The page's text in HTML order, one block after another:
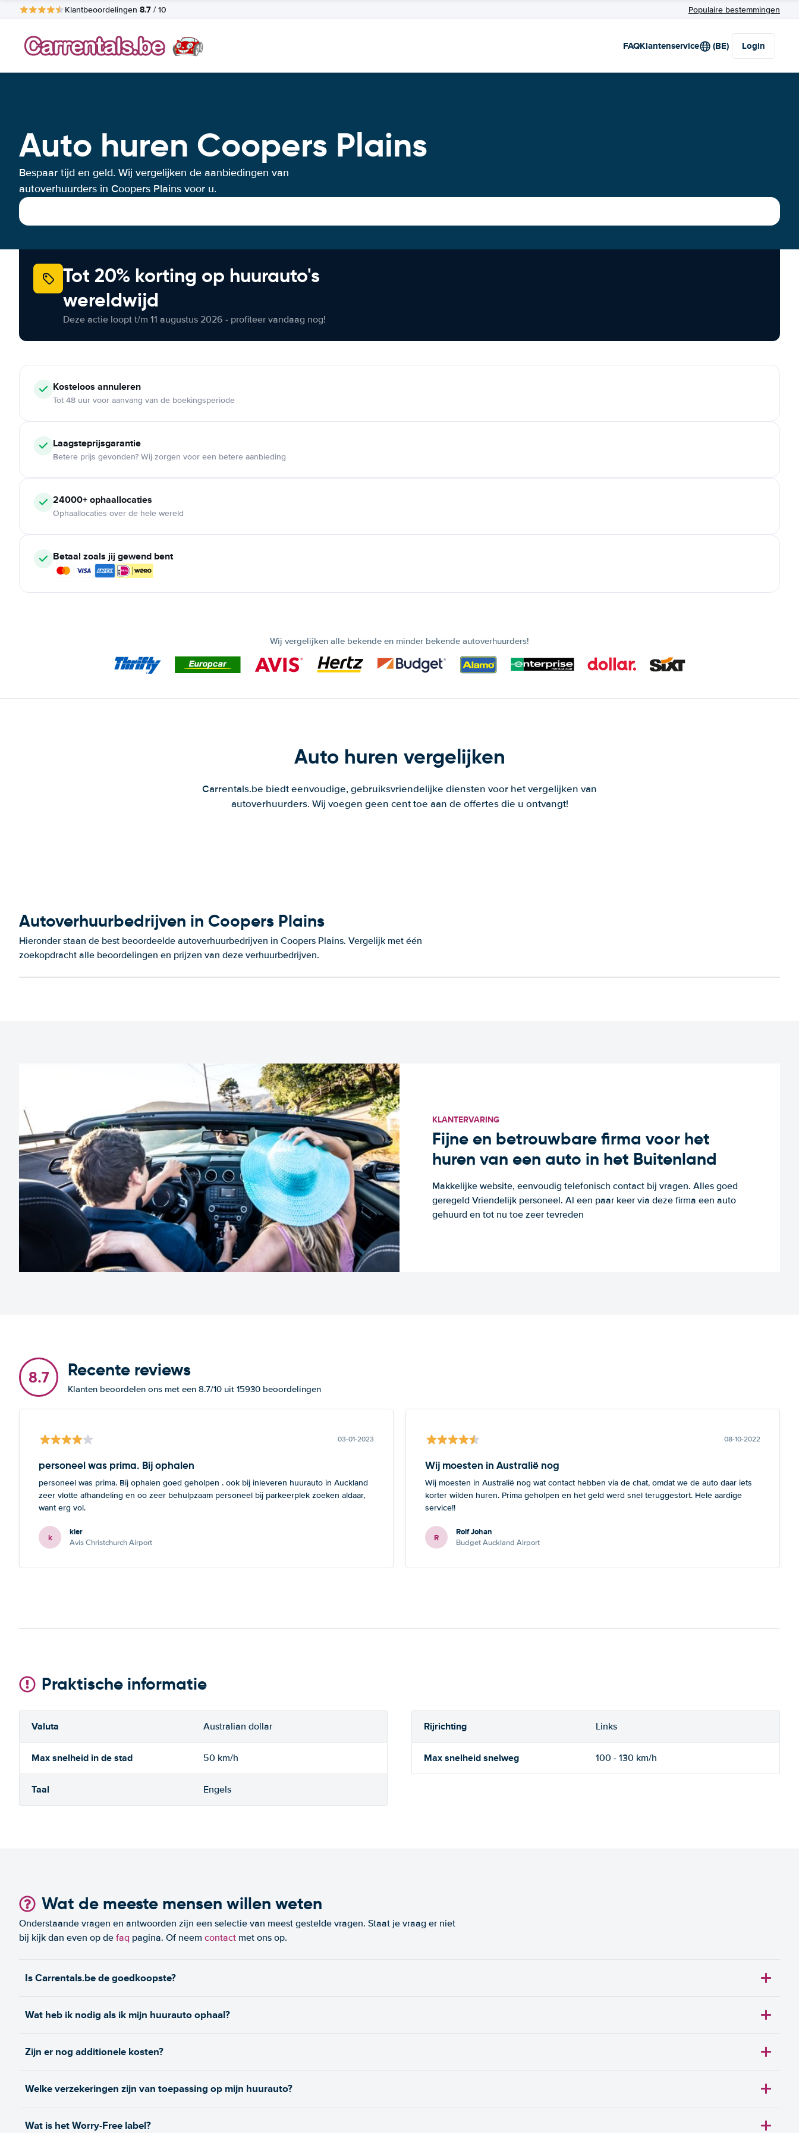
Klantbeoordelingen 8.7 / 10 Populaire bestemmingen
FAQKlantenservice (BE) Login
Auto huren Coopers Plains
Bespaar tijd en geld. Wij vergelijken de aanbiedingen van
autoverhuurders in Coopers Plains voor u.
Tot 20% korting op huurauto's
wereldwijd
Deze actie loopt t/m 11 augustus 2026 - profiteer vandaag nog!
Kosteloos annuleren
Tot 48 uur voor aanvang van de boekingsperiode
Laagsteprijsgarantie
Betere prijs gevonden? Wij zorgen voor een betere aanbieding
24000+ophaallocaties
Ophaallocaties over de hele wereld
Betaal zoals jij gewend bent
Wij vergelijken alle bekende en minder bekende autoverhuurders!
Auto huren vergelijken
Carrentals.be biedt eenvoudige, gebruiksvriendelijke diensten voor het vergelijken van
autoverhuurders. Wij voegen geen cent toe aan de offertes die u ontvangt!
Autoverhuurbedrijven in Coopers Plains
Hieronder staan de best beoordeelde autoverhuurbedrijven in Coopers Plains. Vergelijk met één
zoekopdracht alle beoordelingen en prijzen van deze verhuurbedrijven.
KLANTERVARING
Fijne en betrouwbare firma voor het
huren van een auto in het Buitenland
Makkelijke website, eenvoudig telefonisch contact bij vragen. Alles goed
geregeld Vriendelijk personeel. Al een paar keer via deze firma een auto
gehuurd en tot nu toe zeer tevreden
8.7 Recente reviews
Klanten beoordelen ons met een 8.7/10 uit 15930 beoordelingen
03-01-2023
personeel was prima. Bij ophalen
personeel was prima. Bij ophalen goed geholpen . ook bij inleveren huurauto in Auckland
zeer vlotte afhandeling en oo zeer behulpzaam personeel bij parkeerplek zoeken aldaar,
want erg vol.
k kier
Avis Christchurch Airport
08-10-2022
Wij moesten in Australië nog
Wij moesten in Australië nog wat contact hebben via de chat, omdat we de auto daar iets
korter wilden huren. Prima geholpen en het geld werd snel teruggestort. Hele aardige
service!!
R Rolf Johan
Budget Auckland Airport
Praktische informatie
Valuta Australian dollar Rijrichting Links
Max snelheid in de stad 50 km/h Max snelheid snelweg 100 - 130 km/h
Taal Engels
Wat de meeste mensen willen weten
Onderstaande vragen en antwoorden zijn een selectie van meest gestelde vragen. Staat je vraag er niet
bij kijk dan even op de faq pagina. Of neem contact met ons op.
Is Carrentals.be de goedkoopste?
Wat heb ik nodig als ik mijn huurauto ophaal?
Zijn er nog additionele kosten?
Welke verzekeringen zijn van toepassing op mijn huurauto?
Wat is het Worry-Free label?